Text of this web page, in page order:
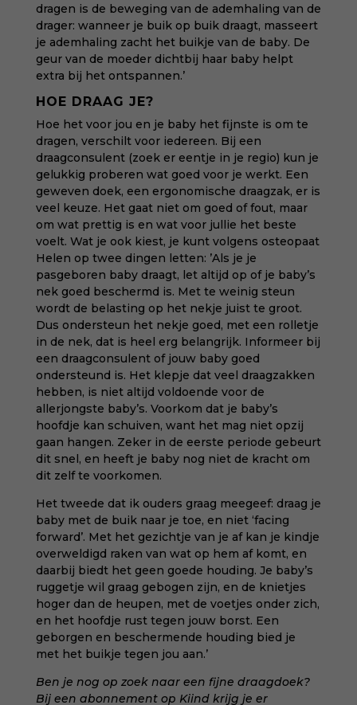
dragen is de beweging van de ademhaling van de
drager: wanneer je buik op buik draagt, masseert
je ademhaling zacht het buikje van de baby. De
geur van de moeder dichtbij haar baby helpt
extra bij het ontspannen.’
HOE DRAAG JE?
Hoe het voor jou en je baby het fijnste is om te
dragen, verschilt voor iedereen. Bij een
draagconsulent (zoek er eentje in je regio) kun je
gelukkig proberen wat goed voor je werkt. Een
geweven doek, een ergonomische draagzak, er is
veel keuze. Het gaat niet om goed of fout, maar
om wat prettig is en wat voor jullie het beste
voelt. Wat je ook kiest, je kunt volgens osteopaat
Helen op twee dingen letten: ’Als je je
pasgeboren baby draagt, let altijd op of je baby’s
nek goed beschermd is. Met te weinig steun
wordt de belasting op het nekje juist te groot.
Dus ondersteun het nekje goed, met een rolletje
in de nek, dat is heel erg belangrijk. Informeer bij
een draagconsulent of jouw baby goed
ondersteund is. Het klepje dat veel draagzakken
hebben, is niet altijd voldoende voor de
allerjongste baby’s. Voorkom dat je baby’s
hoofdje kan schuiven, want het mag niet opzij
gaan hangen. Zeker in de eerste periode gebeurt
dit snel, en heeft je baby nog niet de kracht om
dit zelf te voorkomen.
Het tweede dat ik ouders graag meegeef: draag je
baby met de buik naar je toe, en niet ‘facing
forward’. Met het gezichtje van je af kan je kindje
overweldigd raken van wat op hem af komt, en
daarbij biedt het geen goede houding. Je baby’s
ruggetje wil graag gebogen zijn, en de knietjes
hoger dan de heupen, met de voetjes onder zich,
en het hoofdje rust tegen jouw borst. Een
geborgen en beschermende houding bied je
met het buikje tegen jou aan.’
Ben je nog op zoek naar een fijne draagdoek?
Bij een abonnement op Kiind krijg je er